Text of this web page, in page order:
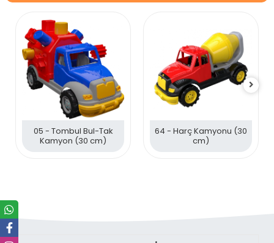
05 - Tombul Bul-Tak
Kamyon (30 cm)
64 - Harç Kamyonu (30
cm)